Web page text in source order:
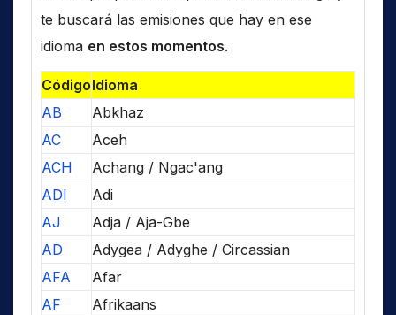
te buscará las emisiones que hay en ese
idioma en estos momentos.
CódigoIdioma
AB
Abkhaz
AC
Aceh
ACH
Achang / Ngac'ang
ADI
Adi
AJ
Adja / Aja-Gbe
AD
Adygea / Adyghe / Circassian
AFA
Afar
AF
Afrikaans